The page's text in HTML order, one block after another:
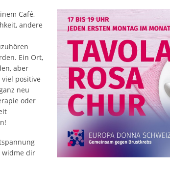
Café,
andere
Ein Ort,
aber
positive
neu
oder
widme dir